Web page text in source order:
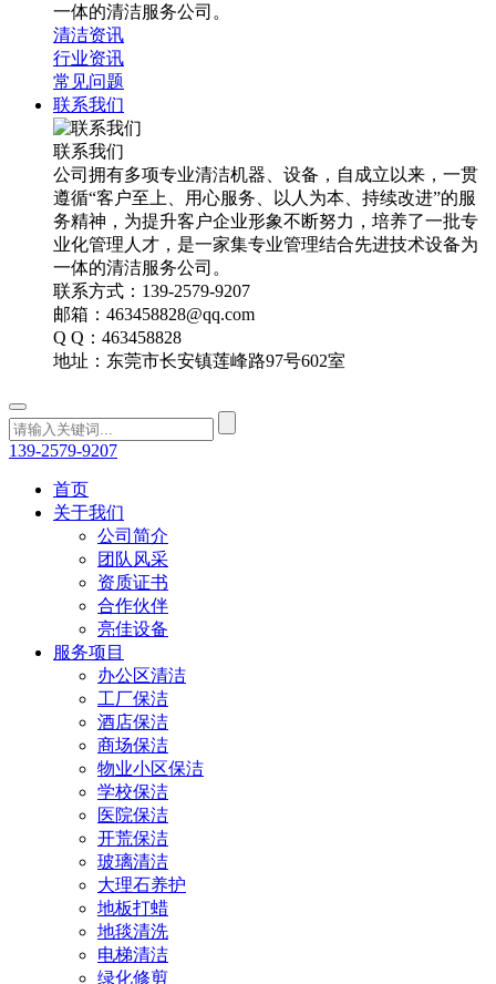
一体的清洁服务公司。
清洁资讯
行业资讯
常见问题
联系我们
联系我们
公司拥有多项专业清洁机器、设备，自成立以来，一贯
遵循“客户至上、用心服务、以人为本、持续改进”的服
务精神，为提升客户企业形象不断努力，培养了一批专
业化管理人才，是一家集专业管理结合先进技术设备为
一体的清洁服务公司。
联系方式：139-2579-9207
邮箱：463458828@qq.com
Q Q：463458828
地址：东莞市长安镇莲峰路97号602室
139-2579-9207
首页
关于我们
公司简介
团队风采
资质证书
合作伙伴
亮佳设备
服务项目
办公区清洁
工厂保洁
酒店保洁
商场保洁
物业小区保洁
学校保洁
医院保洁
开荒保洁
玻璃清洁
大理石养护
地板打蜡
地毯清洗
电梯清洁
绿化修剪